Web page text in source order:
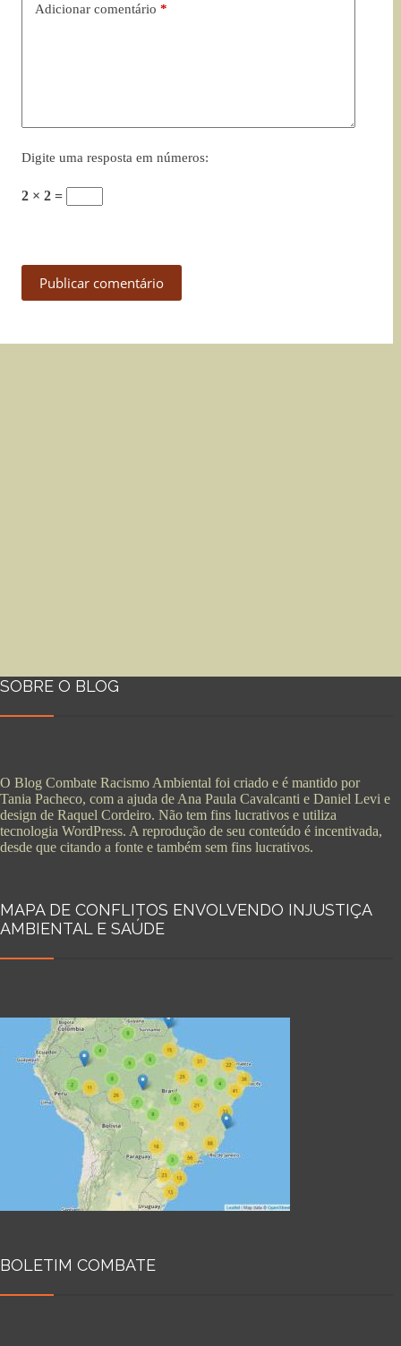
Adicionar comentário *
Digite uma resposta em números:
2 × 2 =
Publicar comentário
SOBRE O BLOG
O Blog Combate Racismo Ambiental foi criado e é mantido por
Tania Pacheco, com a ajuda de Ana Paula Cavalcanti e Daniel Levi e
design de Raquel Cordeiro. Não tem fins lucrativos e utiliza
tecnologia WordPress. A reprodução de seu conteúdo é incentivada,
desde que citando a fonte e também sem fins lucrativos.
MAPA DE CONFLITOS ENVOLVENDO INJUSTIÇA
AMBIENTAL E SAÚDE
BOLETIM COMBATE